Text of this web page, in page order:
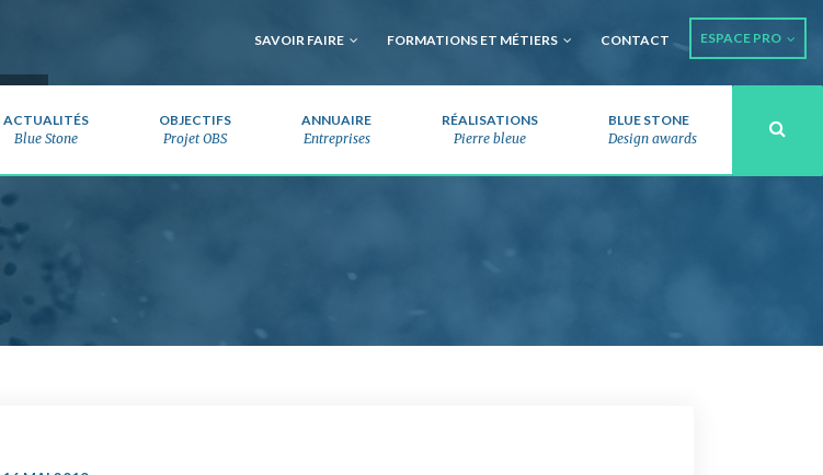
SAVOIR FAIRE FORMATIONS ET MÉTIERS CONTACT ESPACE PRO
ACTUALITÉS
Blue Stone
OBJECTIFS
Projet OBS
ANNUAIRE
Entreprises
RÉALISATIONS
Pierre bleue
BLUE STONE
Design awards